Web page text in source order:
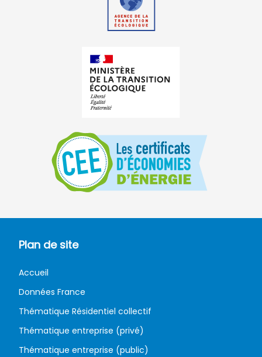
Plan de site
Accueil
Données France
Thématique Résidentiel collectif
Thématique entreprise (privé)
Thématique entreprise (public)